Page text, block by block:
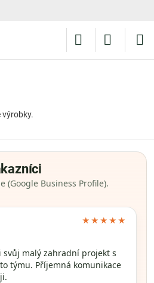
výrobky.
(Google Business Profile).
★★★★★
svůj malý zahradní projekt s
týmu. Příjemná komunikace